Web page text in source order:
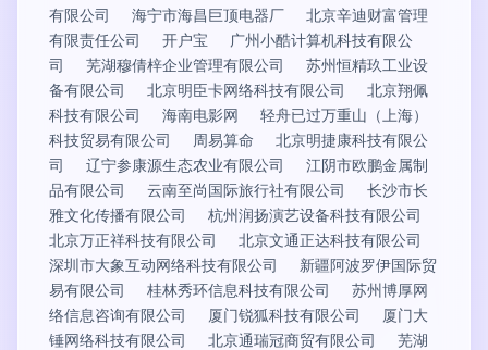
有限公司
海宁市海昌巨顶电器厂
北京辛迪财富管理
有限责任公司
开户宝
广州小酷计算机科技有限公
司
芜湖穆倩梓企业管理有限公司
苏州恒精玖工业设
备有限公司
北京明臣卡网络科技有限公司
北京翔佩
科技有限公司
海南电影网
轻舟已过万重山（上海）
科技贸易有限公司
周易算命
北京明捷康科技有限公
司
辽宁参康源生态农业有限公司
江阴市欧鹏金属制
品有限公司
云南至尚国际旅行社有限公司
长沙市长
雅文化传播有限公司
杭州润扬演艺设备科技有限公司
北京万正祥科技有限公司
北京文通正达科技有限公司
深圳市大象互动网络科技有限公司
新疆阿波罗伊国际贸
易有限公司
桂林秀环信息科技有限公司
苏州博厚网
络信息咨询有限公司
厦门锐狐科技有限公司
厦门大
锤网络科技有限公司
北京通瑞冠商贸有限公司
芜湖